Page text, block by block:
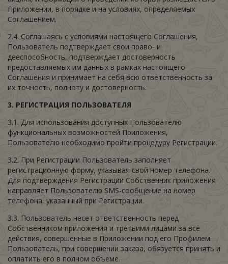
Приложении, в порядке и на условиях, определяемых
Соглашением.
2.4. Соглашаясь с условиями настоящего Соглашения,
Пользователь подтверждает свои право- и
дееспособность, подтверждает достоверность
предоставляемых им данных в рамках настоящего
Соглашения и принимает на себя всю ответственность за
их точность, полноту и достоверность.
3. РЕГИСТРАЦИЯ ПОЛЬЗОВАТЕЛЯ
3.1. Для использования доступных Пользователю
функциональных возможностей Приложения,
Пользователю необходимо пройти процедуру Регистрации.
3.2. При Регистрации Пользователь заполняет
регистрационную форму, указывая свой номер телефона.
Для подтверждения Регистрации Собственник приложения
направляет Пользователю SMS-сообщение на номер
телефона, указанный при Регистрации.
3.3. Пользователь несет ответственность перед
Собственником приложения и третьими лицами за все
действия, совершенные в Приложении под его Профилем.
Пользователь, при совершении заказа, обязуется принять и
оплатить его в полном объеме.